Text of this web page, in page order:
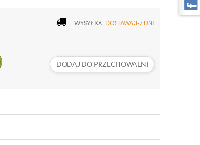
WYSYŁKA DOSTAWA 3-7 DNI
DODAJ DO PRZECHOWALNI